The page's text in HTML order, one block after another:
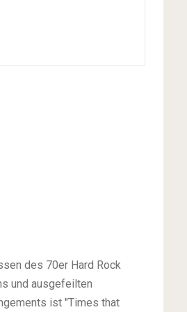
des 70er Hard Rock
und ausgefeilten
ist "Times that